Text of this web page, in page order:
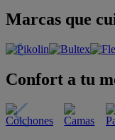
Marcas que
Confort a tu